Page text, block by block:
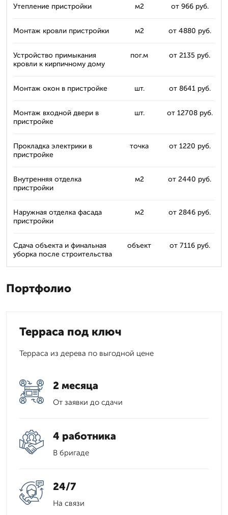
Утепление пристройки м2 от 966 руб.
Монтаж кровли пристройки м2 от 4880 руб.
Устройство примыкания
кровли к кирпичному дому
пог.м от 2135 руб.
Монтаж окон в пристройке шт. от 8641 руб.
Монтаж входной двери в
пристройке
шт. от 12708 руб.
Прокладка электрики в
пристройке
точка от 1220 руб.
Внутренняя отделка
пристройки
м2 от 2440 руб.
Наружная отделка фасада
пристройки
м2 от 2846 руб.
Сдача объекта и финальная
уборка после строительства
объект от 7116 руб.
Портфолио
Терраса под ключ
Терраса из дерева по выгодной цене
2 месяца
От заявки до сдачи
4 работника
В бригаде
24/7
На связи